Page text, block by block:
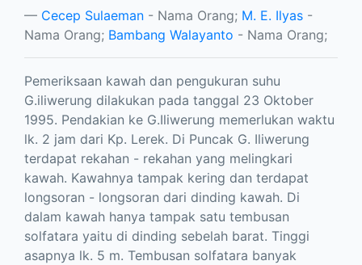
Cecep Sulaeman - Nama Orang; M. E. Ilyas -
Nama Orang; Bambang Walayanto - Nama Orang;
Pemeriksaan kawah dan pengukuran suhu
G.iliwerung dilakukan pada tanggal 23 Oktober
1995. Pendakian ke G.Iliwerung memerlukan waktu
lk. 2 jam dari Kp. Lerek. Di Puncak G. Iliwerung
terdapat rekahan - rekahan yang melingkari
kawah. Kawahnya tampak kering dan terdapat
longsoran - longsoran dari dinding kawah. Di
dalam kawah hanya tampak satu tembusan
solfatara yaitu di dinding sebelah barat. Tinggi
asapnya lk. 5 m. Tembusan solfatara banyak